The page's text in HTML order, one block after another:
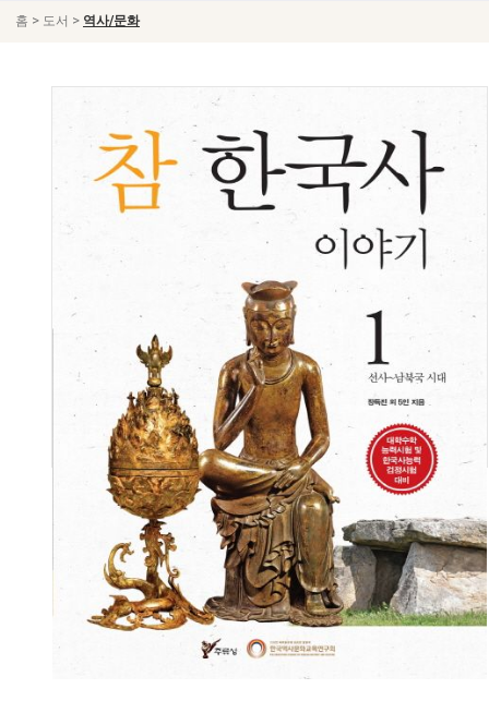
홈 > 도서 > 역사/문화